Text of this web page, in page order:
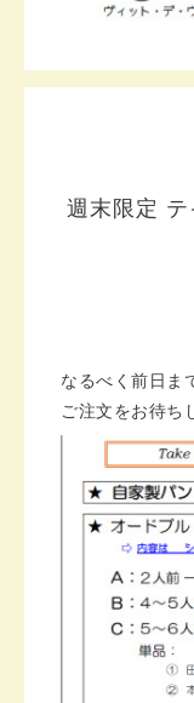
週末限定
なるべく前日ま
ご注文をお待ち